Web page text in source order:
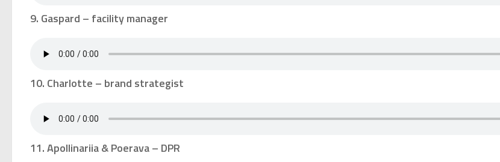
9. Gaspard – facility manager
10. Charlotte – brand strategist
11. Apollinariia & Poerava – DPR